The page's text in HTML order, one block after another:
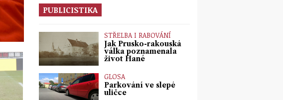
PUBLICISTIKA
STŘELBA I RABOVÁNÍ
Jak Prusko-rakouská
válka poznamenala
život Hané
GLOSA
Parkování ve slepé
uličce